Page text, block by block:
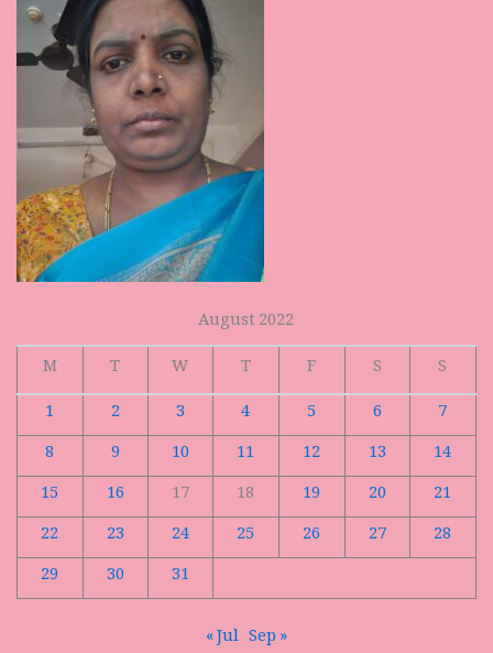
August 2022
M
T W T F S
S
1
2 3 4 5 6
7
8
9 10 11 12 13
14
15
16 17 18 19 20
21
22
23 24 25 26 27
28
29
30 31
« Jul Sep »